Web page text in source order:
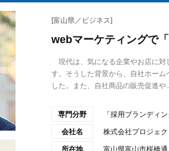
[富山県／ビジネス]
webマーケティングで
現代は、気になる企業やお店に対
す。そうした背景から、自社ホー
した。また、自社商品の販売促進や
専門分野 「採用ブランディ
会社名 株式会社プロジェク
所在地 富山県富山市桜橋